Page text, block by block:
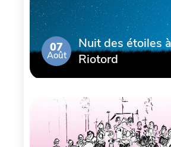
07
Août
Nuit des étoiles à
Riotord